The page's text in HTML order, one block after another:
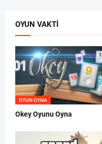
OYUN VAKTI
OYUN OYNA
Okey Oyunu Oyna